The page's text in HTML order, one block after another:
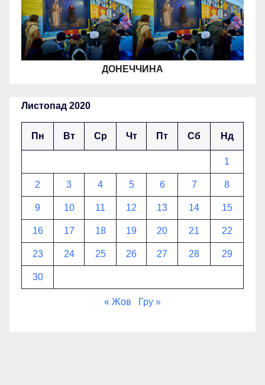
ДОНЕЧЧИНА
Листопад 2020
Пн Вт Ср Чт Пт Сб Нд
1
2 3 4 5 6 7 8
9 10 11 12 13 14 15
16 17 18 19 20 21 22
23 24 25 26 27 28 29
30
« Жов Гру »